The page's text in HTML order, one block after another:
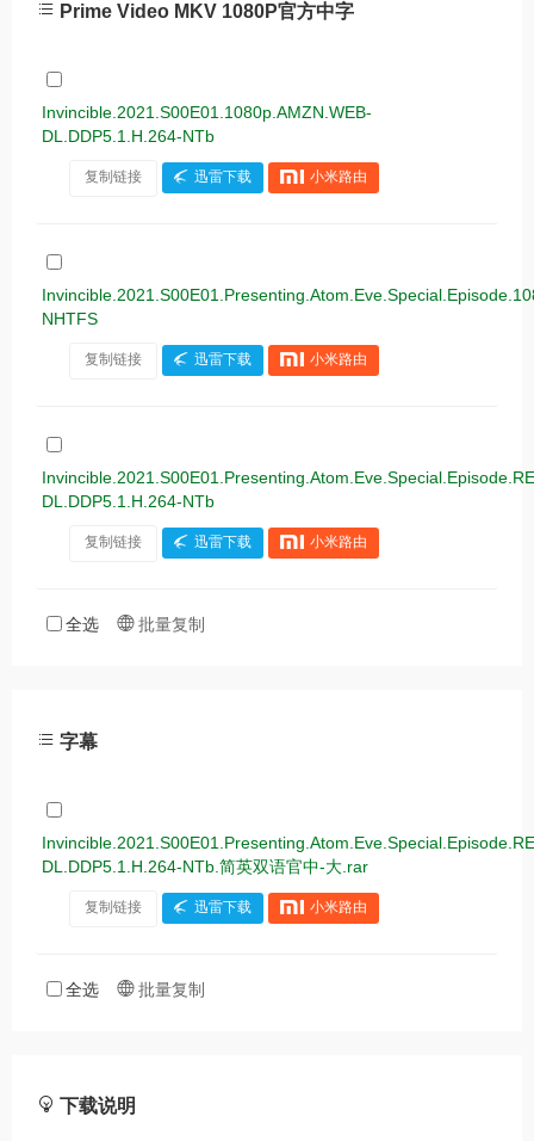
Prime Video MKV 1080P官方中字
Invincible.2021.S00E01.1080p.AMZN.WEB-
DL.DDP5.1.H.264-NTb
复制链接 迅雷下载 小米路由
NHTFS
复制链接 迅雷下载 小米路由
DL.DDP5.1.H.264-NTb
复制链接 迅雷下载 小米路由
全选 批量复制
字幕
DL.DDP5.1.H.264-NTb.简英双语官中-大.rar
复制链接 迅雷下载 小米路由
全选 批量复制
下载说明